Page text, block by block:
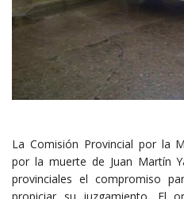
La Comisión Provincial por la
por la muerte de Juan Martín
provinciales el compromiso